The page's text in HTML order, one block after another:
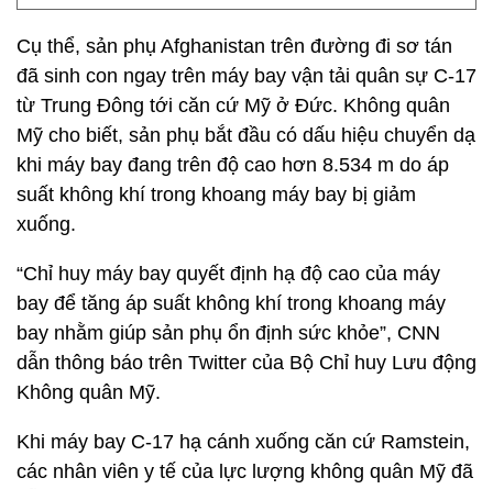
Cụ thể, sản phụ Afghanistan trên đường đi sơ tán
đã sinh con ngay trên máy bay vận tải quân sự C-17
từ Trung Đông tới căn cứ Mỹ ở Đức. Không quân
Mỹ cho biết, sản phụ bắt đầu có dấu hiệu chuyển dạ
khi máy bay đang trên độ cao hơn 8.534 m do áp
suất không khí trong khoang máy bay bị giảm
xuống.
“Chỉ huy máy bay quyết định hạ độ cao của máy
bay để tăng áp suất không khí trong khoang máy
bay nhằm giúp sản phụ ổn định sức khỏe”, CNN
dẫn thông báo trên Twitter của Bộ Chỉ huy Lưu động
Không quân Mỹ.
Khi máy bay C-17 hạ cánh xuống căn cứ Ramstein,
các nhân viên y tế của lực lượng không quân Mỹ đã